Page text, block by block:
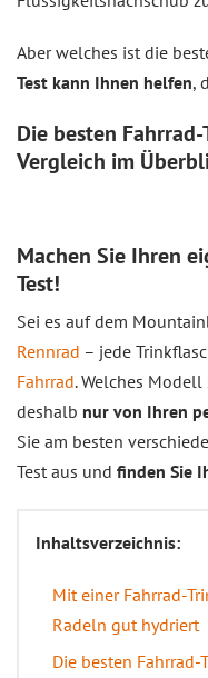
Aber welches ist die
Test kann Ihnen helfen,
Die besten
Vergleich im
Machen Sie Ihren
Test!
Sei es auf dem
Rennrad – jede
Fahrrad. Welches
deshalb nur von Ihren
Sie am besten
Test aus und finden Sie
Inhaltsverzeichnis:
Mit einer Fahrrad-
Radeln gut hydriert
Die besten